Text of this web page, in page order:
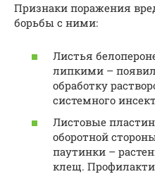
Признаки поражения
борьбы с ними:
Листья
липкими –
обработку
системного
Листовые
оборотной
паутинки –
клещ.